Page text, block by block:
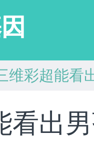
维彩超能看
看出